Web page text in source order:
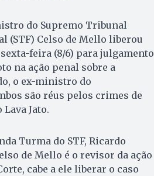
do Supremo Tribunal
(STF) Celso de Mello liberou
feira (8/6) para julgamento
na ação penal sobre a
o ex-ministro do
são réus pelos crimes de
Jato.
Turma do STF, Ricardo
de Mello é o revisor da ação
cabe a ele liberar o caso